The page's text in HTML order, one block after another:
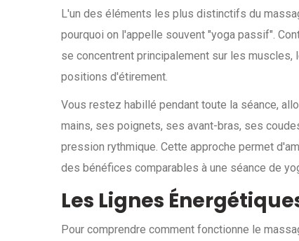
L'un des éléments les plus distinctifs du
pourquoi on l'appelle souvent "yoga passif".
se concentrent principalement sur les
positions d'étirement.
Vous restez habillé pendant toute la séance,
mains, ses poignets, ses avant-bras, ses
pression rythmique. Cette approche permet
des bénéfices comparables à une séance de
Les Lignes
Pour comprendre comment fonctionne le